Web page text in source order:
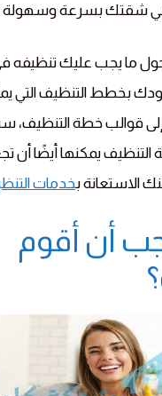
شقتك بسرعة وسهولة
ما يجب عليك تنظيفه
بخطط التنظيف التي
إلى قوالب خطة
التنظيف يمكنها أيضًا أن
الاستعانة بخدمات
أن أقوم